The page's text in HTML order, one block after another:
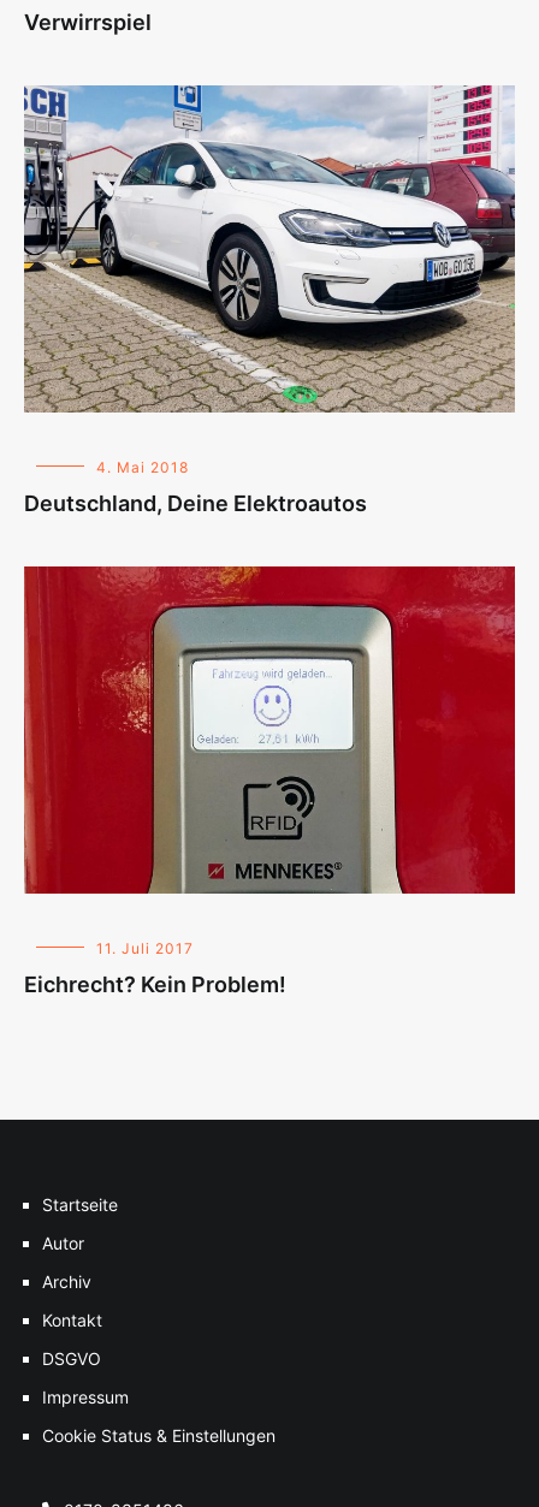
Verwirrspiel
4. Mai 2018
Deutschland, Deine Elektroautos
11. Juli 2017
Eichrecht? Kein Problem!
Startseite
Autor
Archiv
Kontakt
DSGVO
Impressum
Cookie Status & Einstellungen